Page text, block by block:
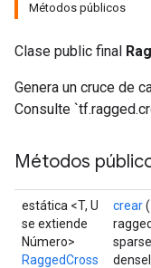
Métodos públicos
Clase public final
Genera un cruce de
Consulte
Métodos
estática <T, U
se extiende
Número>
RaggedCross
crear(